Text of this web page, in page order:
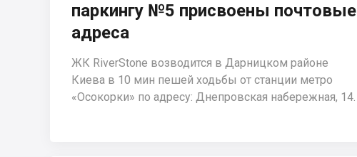
паркингу №5 присвоены почтовые
адреса
ЖК RiverStone возводится в Дарницком районе
Киева в 10 мин пешей ходьбы от станции метро
«Осокорки» по адресу: Днепровская набережная, 14.